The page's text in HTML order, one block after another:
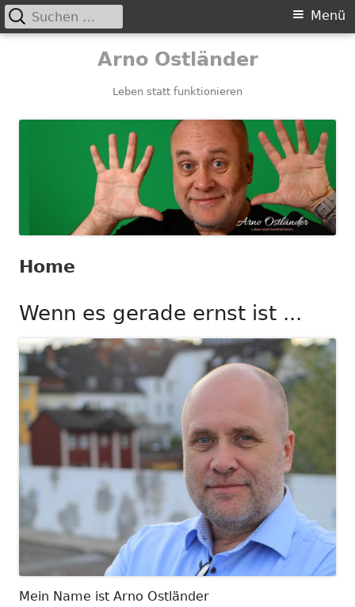
Arno Ostländer
Leben statt funktionieren
Primäres
Menü
Suchen
nach:
Home
Wenn es gerade ernst ist ...
Mein Name ist Arno Ostländer